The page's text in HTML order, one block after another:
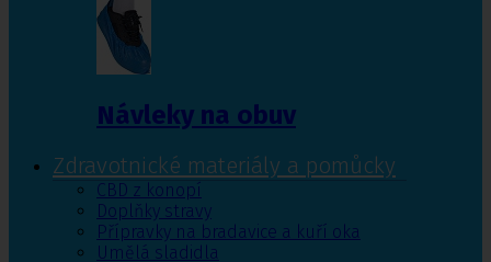
Návleky na obuv
Zdravotnické materiály a pomůcky
CBD z konopí
Doplňky stravy
Přípravky na bradavice a kuří oka
Umělá sladidla